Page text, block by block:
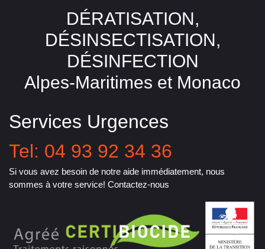
DÉRATISATION,
DÉSINSECTISATION,
DÉSINFECTION
Alpes-Maritimes et Monaco
Services Urgences
Tel: 04 93 92 34 36
Si vous avez besoin de notre aide immédiatement, nous
sommes à votre service! Contactez-nous